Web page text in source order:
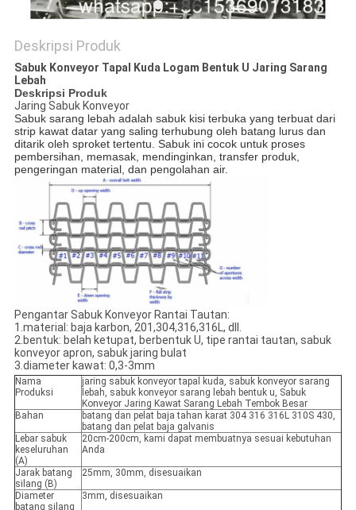
Deskripsi Produk
Sabuk Konveyor Tapal Kuda Logam Bentuk U Jaring Sarang
Lebah
Deskripsi Produk
Jaring Sabuk Konveyor
Sabuk sarang lebah adalah sabuk kisi terbuka yang terbuat dari
strip kawat datar yang saling terhubung oleh batang lurus dan
ditarik oleh sproket tertentu. Sabuk ini cocok untuk proses
pembersihan, memasak, mendinginkan, transfer produk,
pengeringan material, dan pengolahan air.
Pengantar Sabuk Konveyor Rantai Tautan:
1.material: baja karbon, 201,304,316,316L, dll.
2.bentuk: belah ketupat, berbentuk U, tipe rantai tautan, sabuk
konveyor apron, sabuk jaring bulat
3.diameter kawat: 0,3-3mm
Nama
Produksi
jaring sabuk konveyor tapal kuda, sabuk konveyor sarang
lebah, sabuk konveyor sarang lebah bentuk u, Sabuk
Konveyor Jaring Kawat Sarang Lebah Tembok Besar
Bahan
batang dan pelat baja tahan karat 304 316 316L 310S 430,
batang dan pelat baja galvanis
Lebar sabuk
keseluruhan
(A)
20cm-200cm, kami dapat membuatnya sesuai kebutuhan
Anda
Jarak batang
silang (B)
25mm, 30mm, disesuaikan
Diameter
batang silang
3mm, disesuaikan